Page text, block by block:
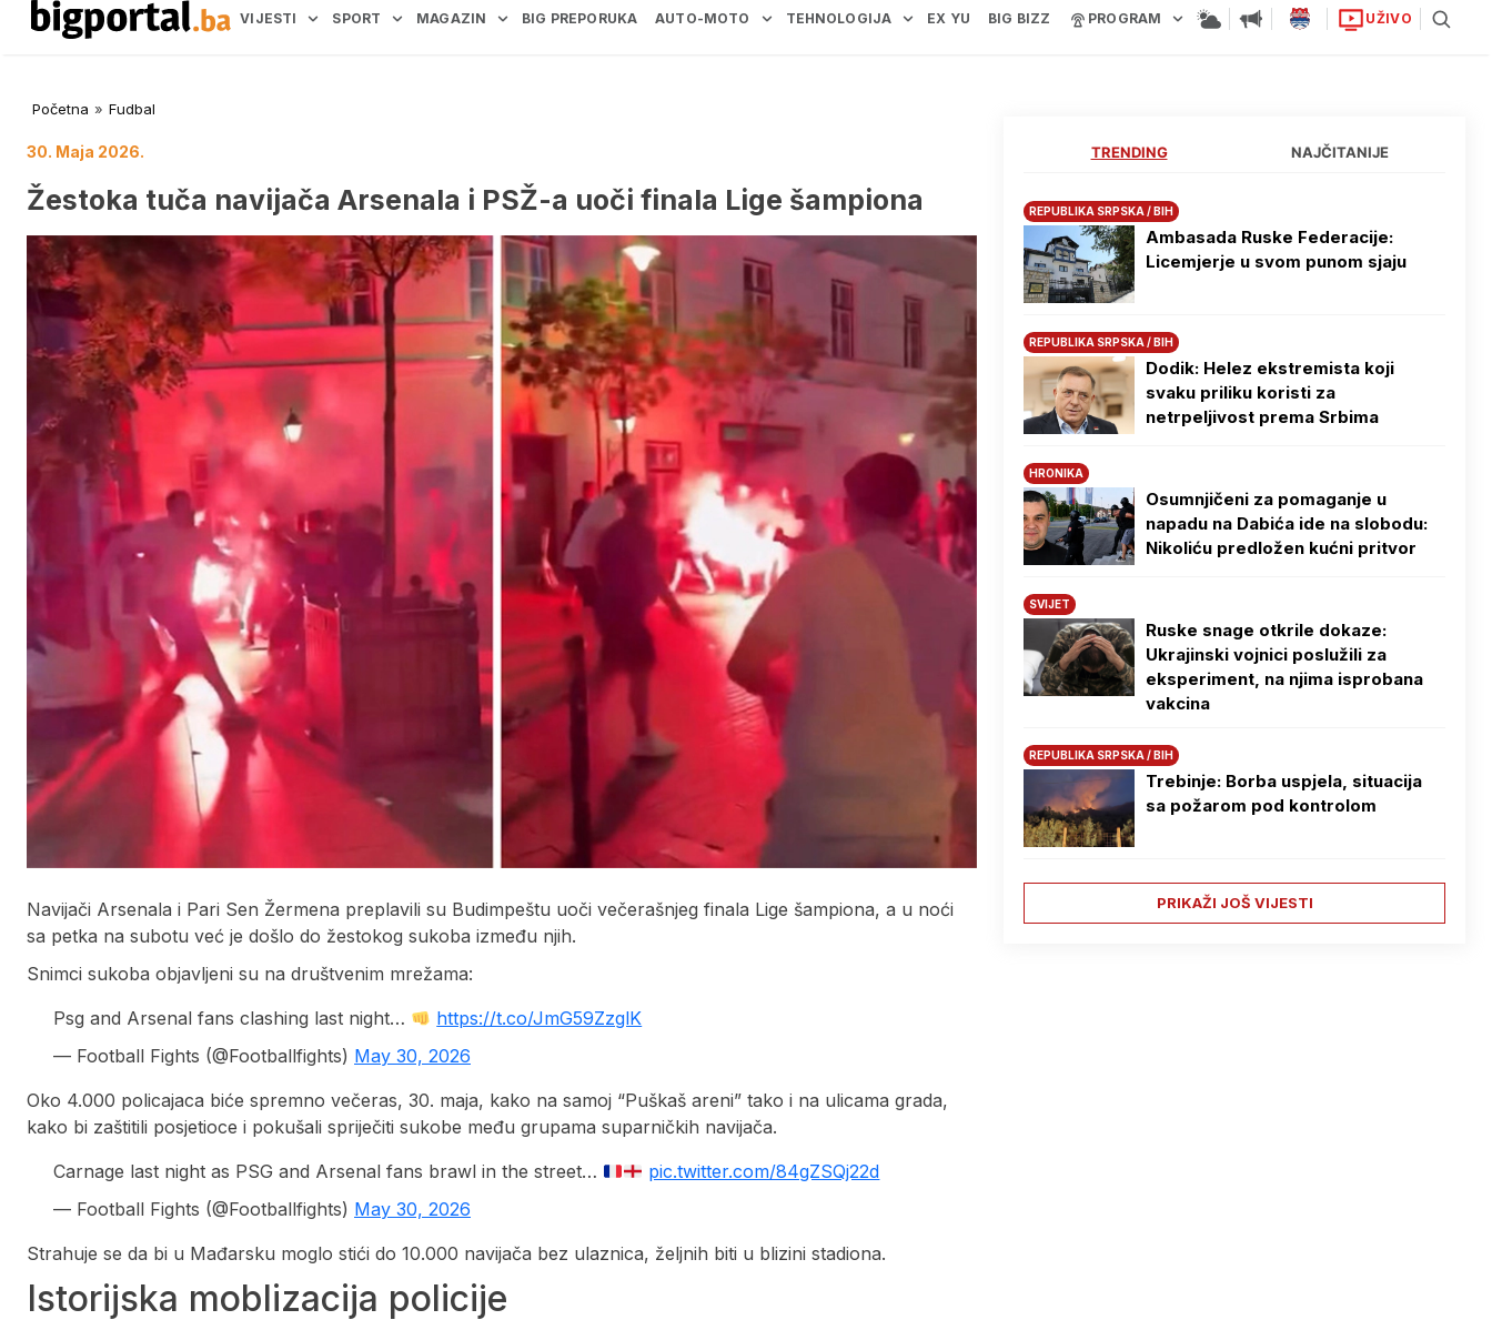
VIJESTI SPORT MAGAZIN BIG PREPORUKA AUTO-MOTO TEHNOLOGIJA EX YU BIG BIZZ PROGRAM UŽIVO
Početna » Fudbal
30. Maja 2026.
Žestoka tuča navijača Arsenala i PSŽ-a uoči finala Lige šampiona
Navijači Arsenala i Pari Sen Žermena preplavili su Budimpeštu uoči večerašnjeg finala Lige šampiona, a u noći
sa petka na subotu već je došlo do žestokog sukoba između njih.
Snimci sukoba objavljeni su na društvenim mrežama:
Psg and Arsenal fans clashing last night…
https://t.co/JmG59ZzglK
— Football Fights (@Footballfights) May 30, 2026
Oko 4.000 policajaca biće spremno večeras, 30. maja, kako na samoj “Puškaš areni” tako i na ulicama grada,
kako bi zaštitili posjetioce i pokušali spriječiti sukobe među grupama suparničkih navijača.
Carnage last night as PSG and Arsenal fans brawl in the street…
pic.twitter.com/84gZSQj22d
— Football Fights (@Footballfights) May 30, 2026
Strahuje se da bi u Mađarsku moglo stići do 10.000 navijača bez ulaznica, željnih biti u blizini stadiona.
Istorijska moblizacija policije
TRENDING NAJČITANIJE
REPUBLIKA SRPSKA / BIH
Ambasada Ruske Federacije:
Licemjerje u svom punom sjaju
REPUBLIKA SRPSKA / BIH
Dodik: Helez ekstremista koji
svaku priliku koristi za
netrpeljivost prema Srbima
HRONIKA
Osumnjičeni za pomaganje u
napadu na Dabića ide na slobodu:
Nikoliću predložen kućni pritvor
SVIJET
Ruske snage otkrile dokaze:
Ukrajinski vojnici poslužili za
eksperiment, na njima isprobana
vakcina
REPUBLIKA SRPSKA / BIH
Trebinje: Borba uspjela, situacija
sa požarom pod kontrolom
PRIKAŽI JOŠ VIJESTI